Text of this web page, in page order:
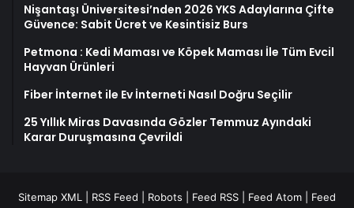
Nişantaşı Üniversitesi’nden 2026 YKS Adaylarına Çifte
Güvence: Sabit Ücret ve Kesintisiz Burs
Petmona : Kedi Maması ve Köpek Maması İle Tüm Evcil
Hayvan Ürünleri
Fiber İnternet ile Ev İnterneti Nasıl Doğru Seçilir
25 Yıllık Miras Davasında Gözler Temmuz Ayındaki
Karar Duruşmasına Çevrildi
Sitemap XML RSS Feed Robots Feed RSS Feed Atom
Feed